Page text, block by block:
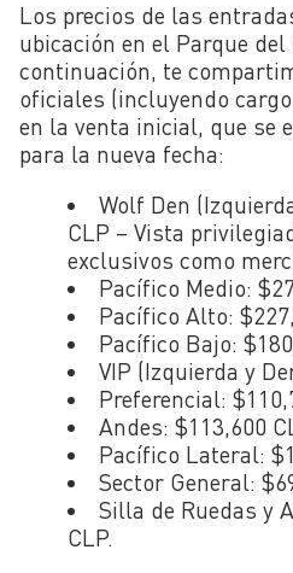
Los precios de las
ubicación en el Parque
continuación, te
oficiales (incluyendo
en la venta inicial, que se
para la nueva fecha:
Wolf Den
CLP – Vista
exclusivos como
Pacífico Medio:
Pacífico Alto:
Pacífico Bajo:
VIP (Izquierda y
Preferencial:
Andes: $113,600
Pacífico Lateral:
Sector General:
Silla de Ruedas y
CLP.